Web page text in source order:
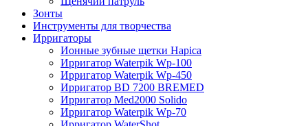
Зонты
Инструменты для творчества
Ирригаторы
Ионные зубные щетки Hapica
Ирригатор Waterpik Wp-100
Ирригатор Waterpik Wp-450
Ирригатор BD 7200 BREMED
Ирригатор Med2000 Solido
Ирригатор Waterpik Wp-70